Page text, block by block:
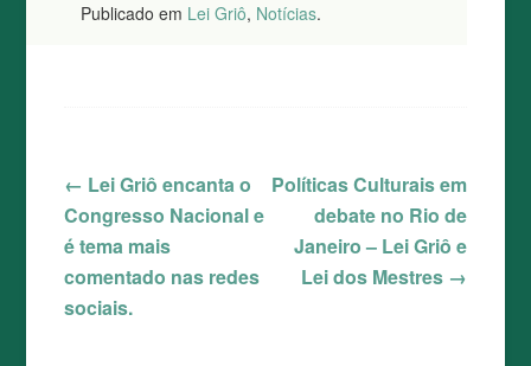
Publicado em Lei Griô, Notícias.
Navegação de posts
← Lei Griô encanta o
Congresso Nacional e
é tema mais
comentado nas redes
sociais.
Políticas Culturais em
debate no Rio de
Janeiro – Lei Griô e
Lei dos Mestres →